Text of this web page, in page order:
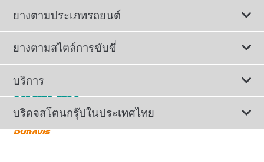
ยางตามประเภทรถยนต์
ดูยางทั้งหมด
ยางรถยนต์นั่ง
ยางรถ SUV/CUV/4x4
ยางตามสไตล์การขับขี่
ยางรถยนต์นุ่มเงียบ
ยางสปอร์ตสมรรถนะสูง
ยางรถยนต์ประหยัดน้ำมัน
บริการ
ติดต่อเรา
บริดจสโตนกรุ๊ปในประเทศไทย